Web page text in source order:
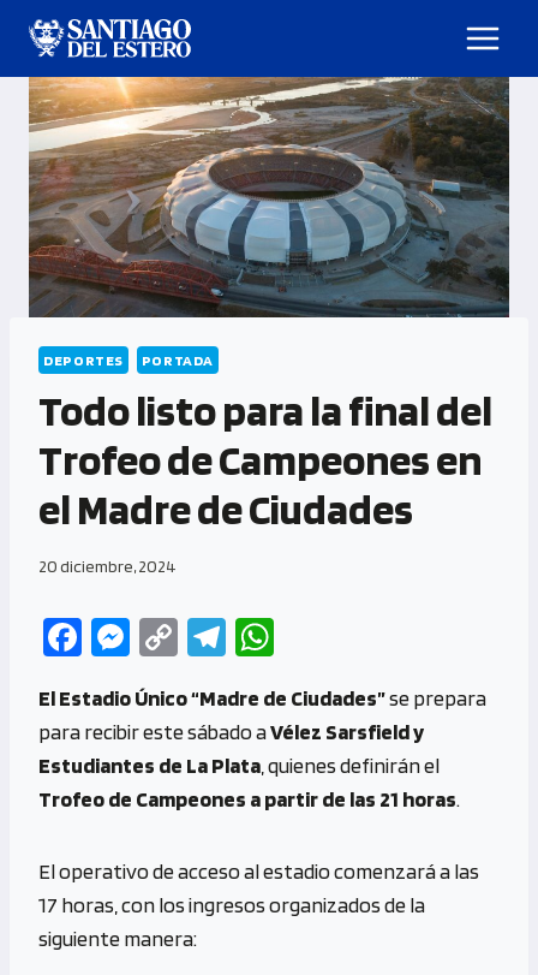
DEPORTES PORTADA
Todo listo para la final del
Trofeo de Campeones en
el Madre de Ciudades
20 diciembre, 2024
Fa
b
o
o
M
se
n
g
C
py
Li
n
Te
gr
a
m
at
s
A
p
El Estadio Único“Madre de Ciudades”se prepara
para recibir este sábado aVélez Sarsfield y
Estudiantes de La Plata , quienes definirán el
Trofeo de Campeones a partir de las 21 horas.
El operativo de acceso al estadio comenzará a las
17 horas, con los ingresos organizados de la
siguiente manera: